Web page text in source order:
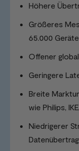
Höhere
Größeres
65.000
Offener
Geringere
Breite
wie Philips,
Niedrigerer